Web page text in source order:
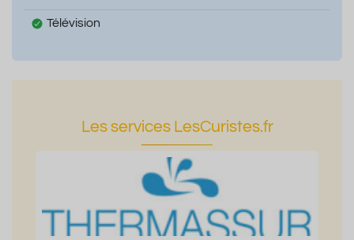
Télévision
Les services LesCuristes.fr